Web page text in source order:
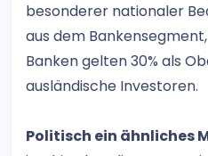
besonderer nationaler
aus dem
Banken gelten 30% als
ausländische Investoren.
Politisch ein ähnliches